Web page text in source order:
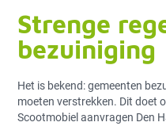
Strenge
bezuiniging
Het is bekend: gemeenten
moeten verstrekken. Dit doet
Scootmobiel aanvragen Den